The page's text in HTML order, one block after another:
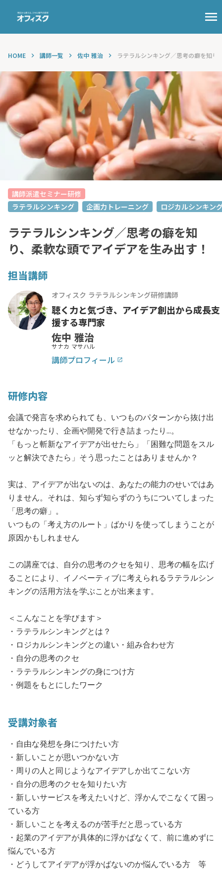
HOME keyboard_arrow_right 講師一覧 keyboard_arrow_right 佐中 雅治 keyboard_arrow_right ラテラルシンキング／思考の癖を知り
講師派遣セミナー研修
ラテラルシンキング
企画力トレーニング ロジカルシンキン
ラテラルシンキング／思考の癖を知
り、柔軟な頭でアイデアを生み出す！
担当講師
オフィスク ラテラルシンキング研修講師
聴く力と気づき、アイデア創出から成長支
援する専門家
佐中 雅治
サナカ マサハル
講師プロフィール launch
研修内容
会議で発言を求められても、いつものパターンから抜け出
せなかったり、企画や開発で行き詰まったり...。
「もっと斬新なアイデアが出せたら」「困難な問題をスル
ッと解決できたら」そう思ったことはありませんか？
実は、アイデアが出ないのは、あなたの能力のせいではあ
りません。それは、知らず知らずのうちについてしまった
「思考の癖」。
いつもの「考え方のルート」ばかりを使ってしまうことが
原因かもしれません
この講座では、自分の思考のクセを知り、思考の幅を広げ
ることにより、イノベーティブに考えられるラテラルシン
キングの活用方法を学ぶことが出来ます。
＜こんなことを学びます＞
・ラテラルシンキングとは？
・ロジカルシンキングとの違い・組み合わせ方
・自分の思考のクセ
・ラテラルシンキングの身につけ方
・例題をもとにしたワーク
受講対象者
・自由な発想を身につけたい方
・新しいことが思いつかない方
・周りの人と同じようなアイデアしか出てこない方
・自分の思考のクセを知りたい方
・新しいサービスを考えたいけど、浮かんでこなくて困っ
ている方
・新しいことを考えるのが苦手だと思っている方
・起業のアイデアが具体的に浮かばなくて、前に進めずに
悩んでいる方
・どうしてアイデアが浮かばないのか悩んでいる方 等
menu